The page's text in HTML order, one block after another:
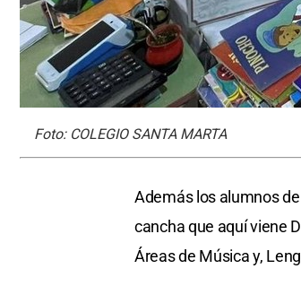
Foto: COLEGIO SANTA MARTA
Además los alumnos
cancha que aquí viene
Áreas de Música y,